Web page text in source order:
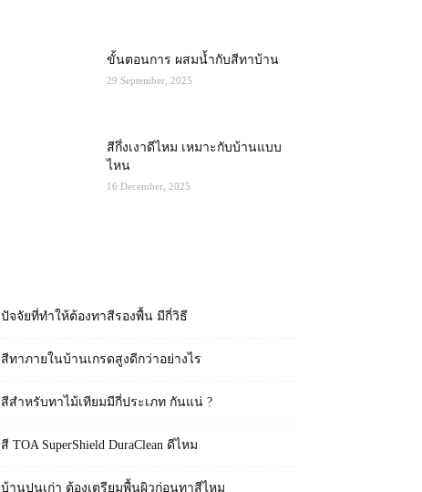
ขั้นตอนการ ผสมน้ำกับสีทาบ้าน
29 September, 2025
สีกึ่งเงาดีไหม เหมาะกับบ้านแบบ
ไหน
16 December, 2025
ปัจจัยที่ทำให้ต้องทาสีรองพื้น มีกี่วิธี
สีทาภายในบ้านเกรดสูงดีกว่าอย่างไร
สีสำหรับทาไม้เทียมมีกี่ประเภท กันแน่ ?
สี TOA SuperShield DuraClean ดีไหม
บ้านปูนเก่า ต้องเตรียมพื้นผิวก่อนทาสีไหม